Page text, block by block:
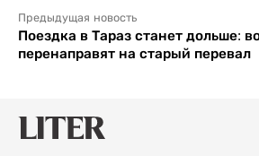
Предыдущая новость
Поездка в Тараз станет дольше:
перенаправят на старый перевал